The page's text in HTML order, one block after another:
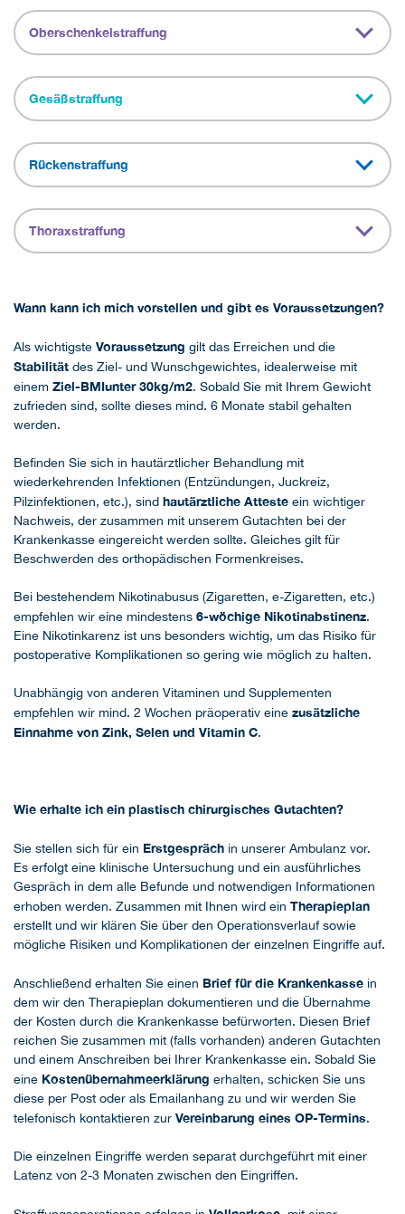
Oberschenkelstraffung
Gesäßstraffung
Rückenstraffung
Thoraxstraffung
Wann kann ich mich vorstellen und gibt es Voraussetzungen?
Als wichtigste Voraussetzung gilt das Erreichen und die
Stabilität des Ziel- und Wunschgewichtes, idealerweise mit
einem Ziel-BMIunter 30kg/m2. Sobald Sie mit Ihrem Gewicht
zufrieden sind, sollte dieses mind. 6 Monate stabil gehalten
werden.
Befinden Sie sich in hautärztlicher Behandlung mit
wiederkehrenden Infektionen (Entzündungen, Juckreiz,
Pilzinfektionen, etc.), sind hautärztliche Atteste ein wichtiger
Nachweis, der zusammen mit unserem Gutachten bei der
Krankenkasse eingereicht werden sollte. Gleiches gilt für
Beschwerden des orthopädischen Formenkreises.
Bei bestehendem Nikotinabusus (Zigaretten, e-Zigaretten, etc.)
empfehlen wir eine mindestens 6-wöchige Nikotinabstinenz.
Eine Nikotinkarenz ist uns besonders wichtig, um das Risiko für
postoperative Komplikationen so gering wie möglich zu halten.
Unabhängig von anderen Vitaminen und Supplementen
empfehlen wir mind. 2 Wochen präoperativ eine zusätzliche
Einnahme von Zink, Selen und Vitamin C.
Wie erhalte ich ein plastisch chirurgisches Gutachten?
Sie stellen sich für ein Erstgespräch in unserer Ambulanz vor.
Es erfolgt eine klinische Untersuchung und ein ausführliches
Gespräch in dem alle Befunde und notwendigen Informationen
erhoben werden. Zusammen mit Ihnen wird ein Therapieplan
erstellt und wir klären Sie über den Operationsverlauf sowie
mögliche Risiken und Komplikationen der einzelnen Eingriffe auf.
Anschließend erhalten Sie einen Brief für die Krankenkasse in
dem wir den Therapieplan dokumentieren und die Übernahme
der Kosten durch die Krankenkasse befürworten. Diesen Brief
reichen Sie zusammen mit (falls vorhanden) anderen Gutachten
und einem Anschreiben bei Ihrer Krankenkasse ein. Sobald Sie
eine Kostenübernahmeerklärung erhalten, schicken Sie uns
diese per Post oder als Emailanhang zu und wir werden Sie
telefonisch kontaktieren zur Vereinbarung eines OP-Termins.
Die einzelnen Eingriffe werden separat durchgeführt mit einer
Latenz von 2-3 Monaten zwischen den Eingriffen.